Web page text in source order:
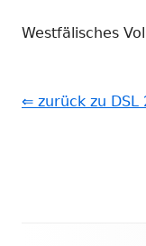
Westfälisches
⇐ zurück zu DSL